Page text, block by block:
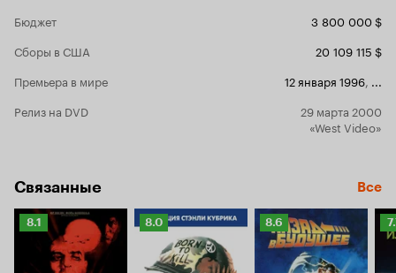
Бюджет
3 800 000 $
Сборы в США
20 109 115 $
Премьера в мире
12 января 1996
Релиз на DVD
29 марта 2000
«West Video»
Связанные Все
Рейтинг
Кинопоиска
8.1
Рейтинг
Кинопоиска
8.0
8.0
Рейтинг
Кинопоиска
8.6
8.6